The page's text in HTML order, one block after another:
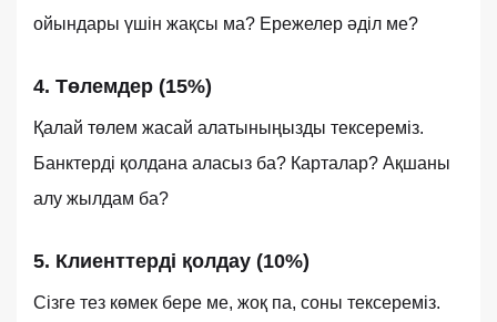
ойындары үшін жақсы ма? Ережелер әділ ме?
4. Төлемдер (15%)
Қалай төлем жасай алатыныңызды тексереміз.
Банктерді қолдана аласыз ба? Карталар? Ақшаны
алу жылдам ба?
5. Клиенттерді қолдау (10%)
Сізге тез көмек бере ме, жоқ па, соны тексереміз.